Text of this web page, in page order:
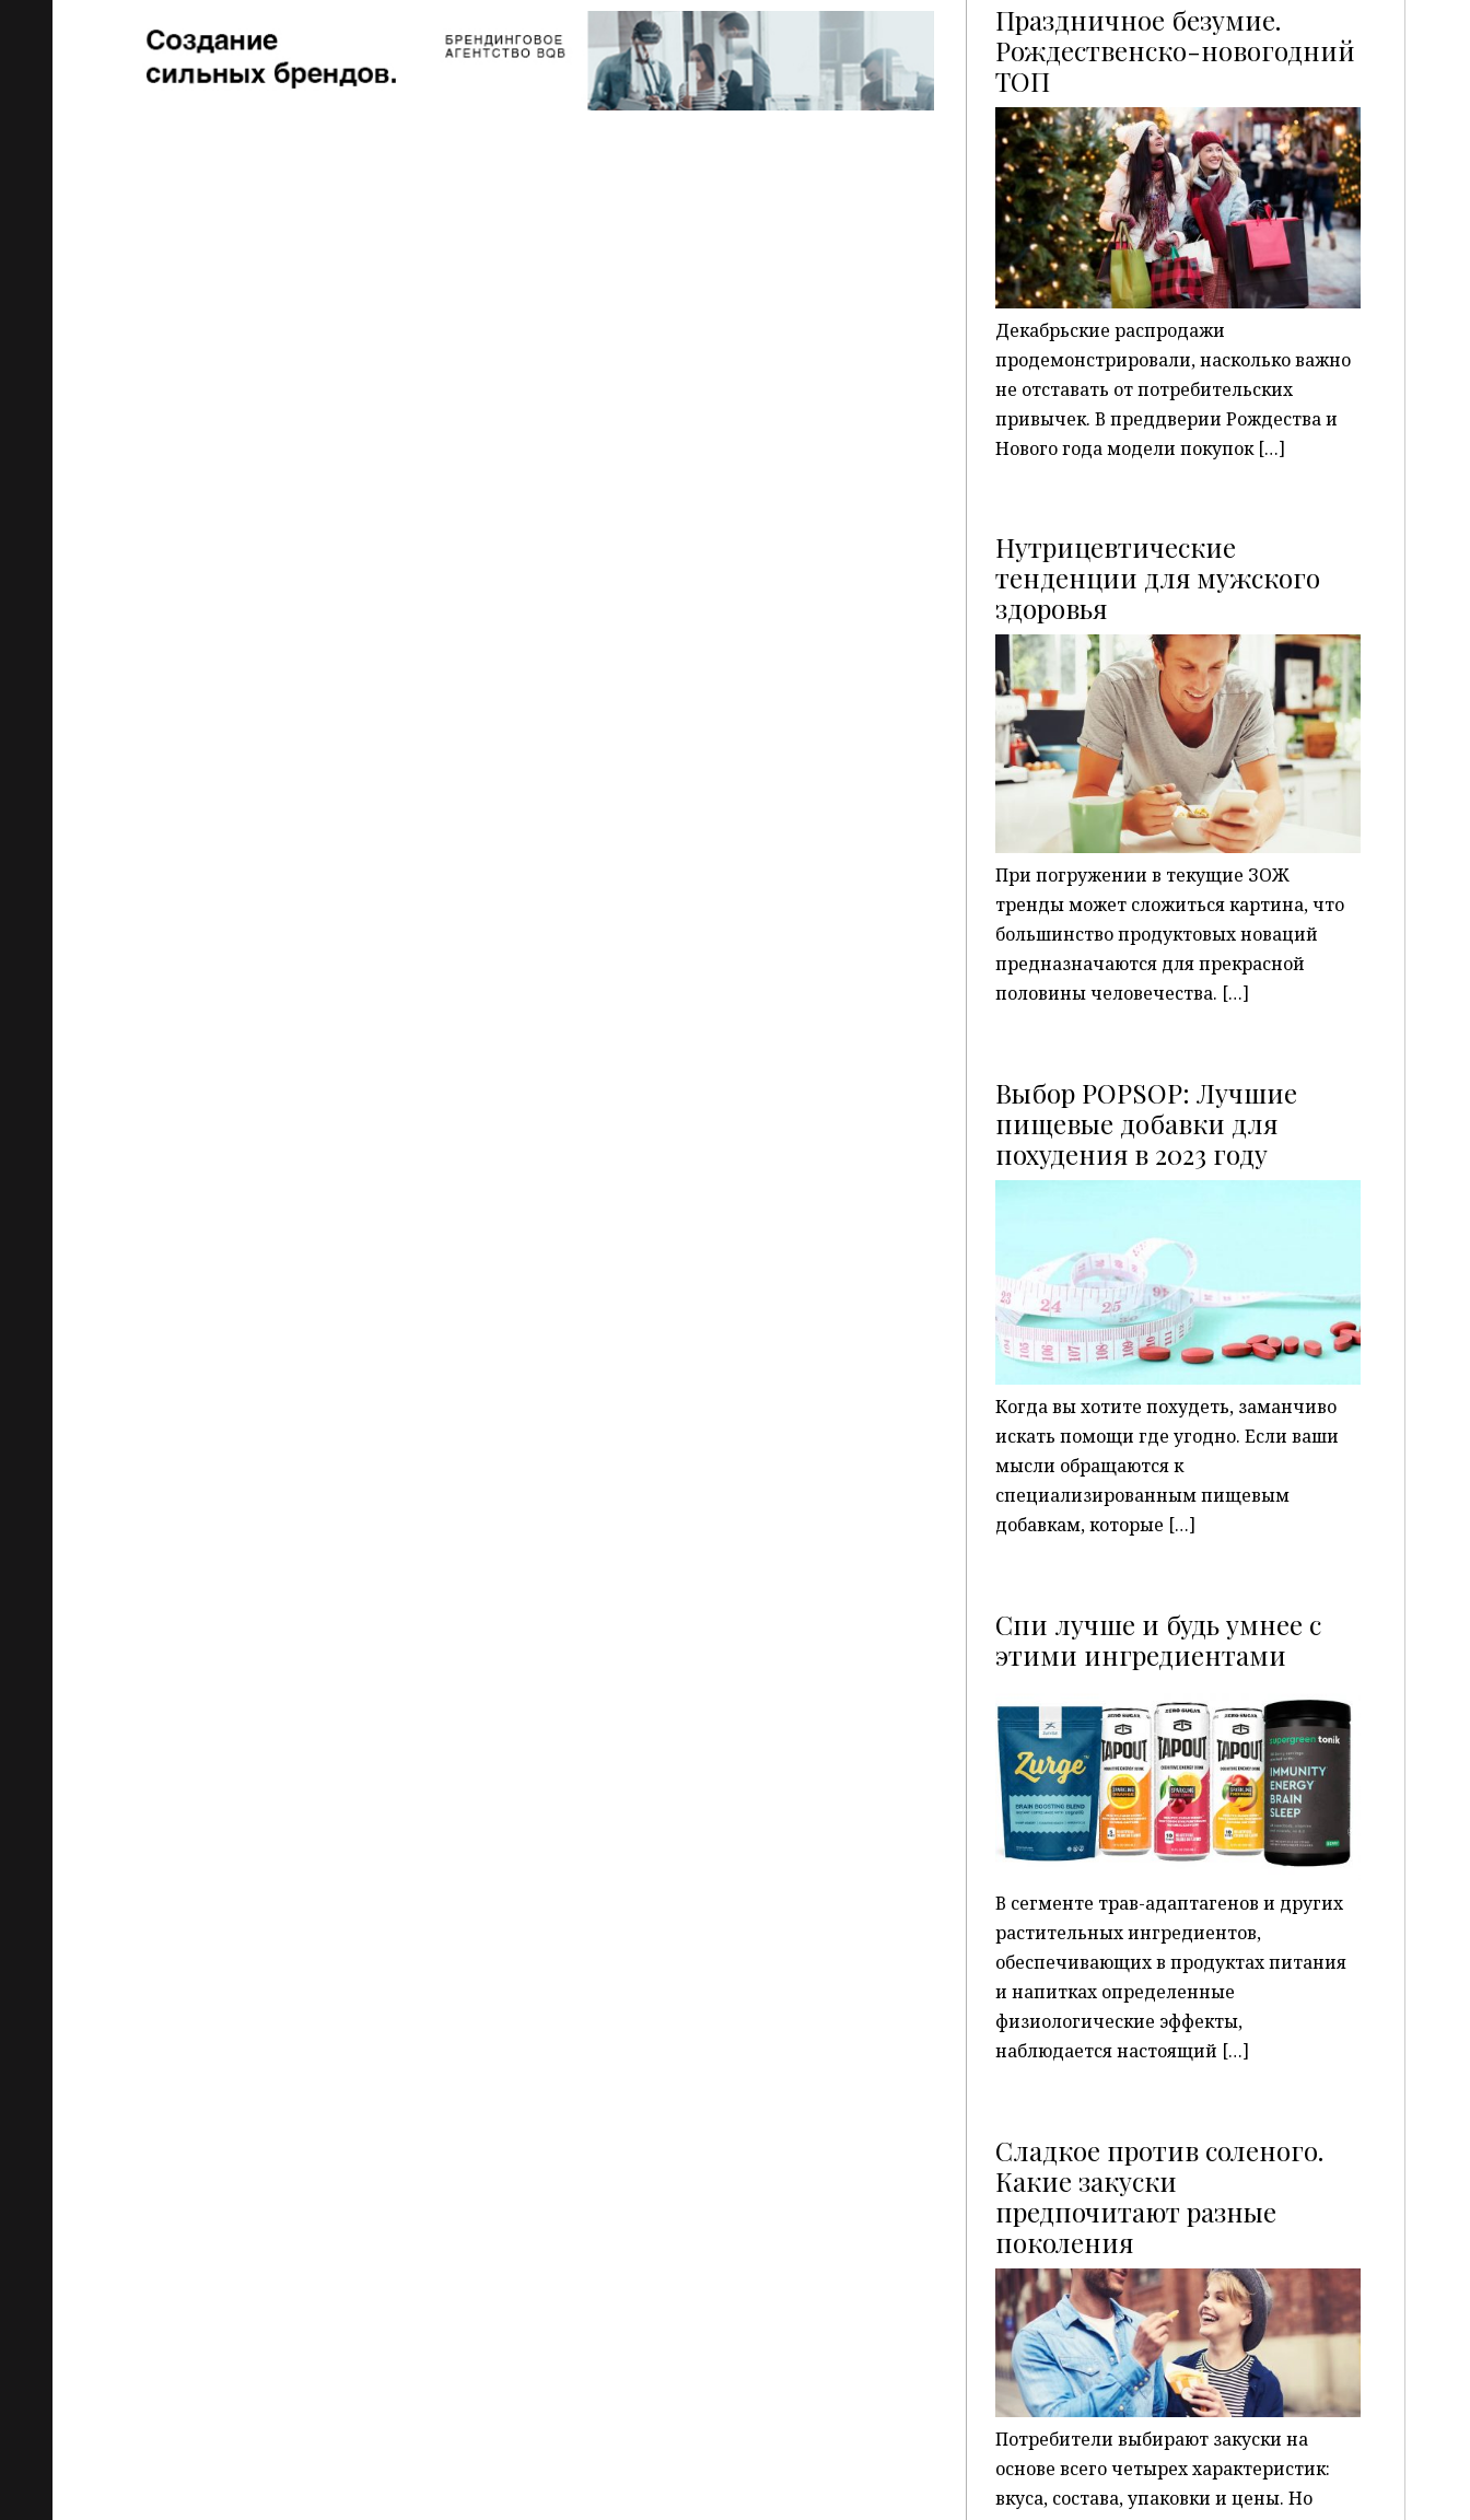
Праздничное безумие.
Рождественско-новогодний
ТОП
P
Декабрьские распродажи
продемонстрировали, насколько важно
не отставать от потребительских
привычек. В преддверии Рождества и
Нового года модели покупок […]
Нутрицевтические
тенденции для мужского
здоровья P
При погружении в текущие ЗОЖ
тренды может сложиться картина, что
большинство продуктовых новаций
предназначаются для прекрасной
половины человечества. […]
Выбор POPSOP: Лучшие
пищевые добавки для
похудения в 2023 году
P
Когда вы хотите похудеть, заманчиво
искать помощи где угодно. Если ваши
мысли обращаются к
специализированным пищевым
добавкам, которые […]
Спи лучше и будь умнее с
этими ингредиентами
P
В сегменте трав-адаптагенов и других
растительных ингредиентов,
обеспечивающих в продуктах питания
и напитках определенные
физиологические эффекты,
наблюдается настоящий […]
Сладкое против соленого.
Какие закуски
предпочитают разные
поколенияP
Потребители выбирают закуски на
основе всего четырех характеристик:
вкуса, состава, упаковки и цены. Но